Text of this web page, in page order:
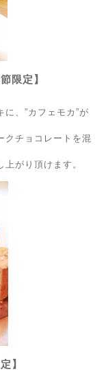
限定】
、”カフェモカ”が
クチョコレートを混
がり頂けます。
】